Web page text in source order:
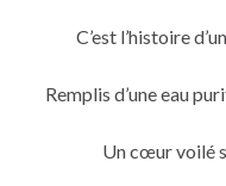
C’est l’histoire
Remplis d’une eau
Un cœur voilé